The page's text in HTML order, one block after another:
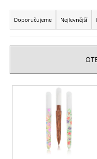
Ř
a
z
e
í
p
Doporučujeme Nejlevnější
V